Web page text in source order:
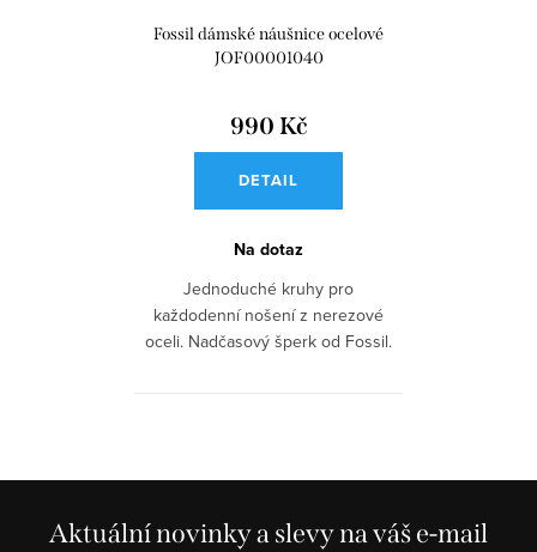
Fossil dámské náušnice ocelové
JOF00001040
990 Kč
DETAIL
Na dotaz
Jednoduché kruhy pro
každodenní nošení z nerezové
oceli. Nadčasový šperk od Fossil.
Aktuální novinky a slevy na váš e-mail